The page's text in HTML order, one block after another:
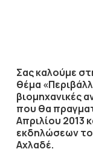
Σας καλούμε
θέμα
βιομηχανικές
που θα
Απριλίου 2013
εκδηλώσεων
Αχλαδέ.